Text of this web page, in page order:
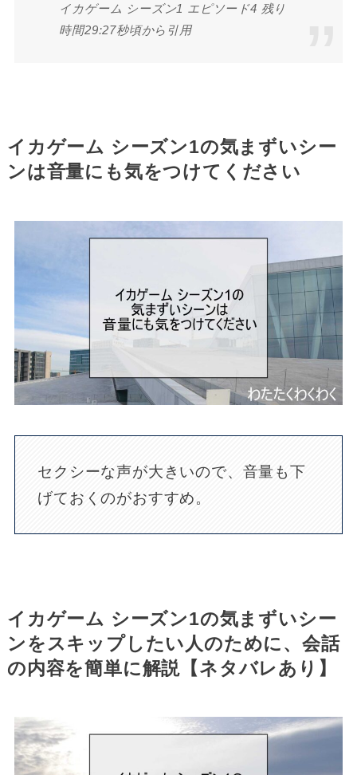
イカゲーム シーズン1 エピソード4 残り
時間29:27秒頃から引用
イカゲーム シーズン1の気まずいシー
ンは音量にも気をつけてください
セクシーな声が大きいので、音量も下
げておくのがおすすめ。
イカゲーム シーズン1の気まずいシー
ンをスキップしたい人のために、会話
の内容を簡単に解説【ネタバレあり】